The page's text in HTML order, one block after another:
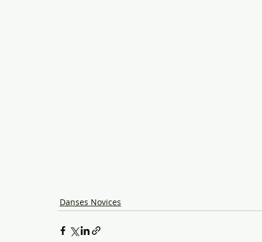
Danses Novices